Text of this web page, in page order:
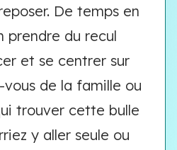
De temps en
prendre du recul
et se centrer sur
vous de la famille ou
trouver cette bulle
y aller seule ou